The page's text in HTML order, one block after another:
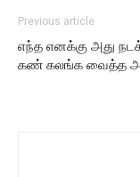
Previous article
எந்த எனக்கு அது
கண் கலங்க வைத்த